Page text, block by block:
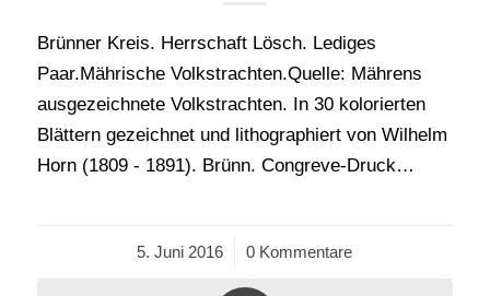
Brünner Kreis. Herrschaft Lösch. Lediges
Paar.Mährische Volkstrachten.Quelle: Mährens
ausgezeichnete Volkstrachten. In 30 kolorierten
Blättern gezeichnet und lithographiert von Wilhelm
Horn (1809 - 1891). Brünn. Congreve-Druck…
5. Juni 2016
/ 0 Kommentare